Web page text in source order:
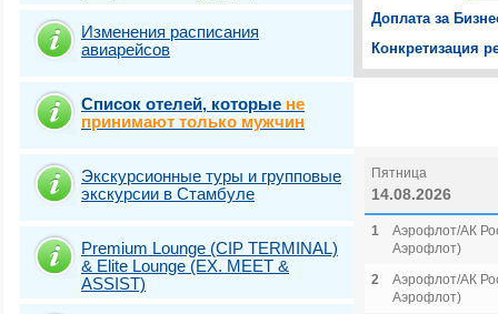
Изменения расписания
авиарейсов
Список отелей, которые не
принимают только мужчин
Экскурсионные туры и групповые
экскурсии в Стамбуле
Premium Lounge (CIP TERMINAL)
& Elite Lounge (EX. MEET &
ASSIST)
Доплата за
Конкретизация
Пятница
14.08.2026
1
Аэрофлот/АК
Аэрофлот)
2
Аэрофлот/АК
Аэрофлот)